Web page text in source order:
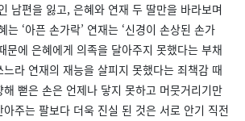
남편을 잃고, 은혜와 연재 두 딸만을 바라보며
는 ‘아픈 손가락’ 연재는 ‘신경이 손상된 손가
문에 은혜에게 의족을 달아주지 못했다는 부채
라 연재의 재능을 살피지 못했다는 죄책감 때
뻗은 손은 언제나 닿지 못하고 머뭇거리기만
주는 팔보다 더욱 진실 된 것은 서로 안기 직전